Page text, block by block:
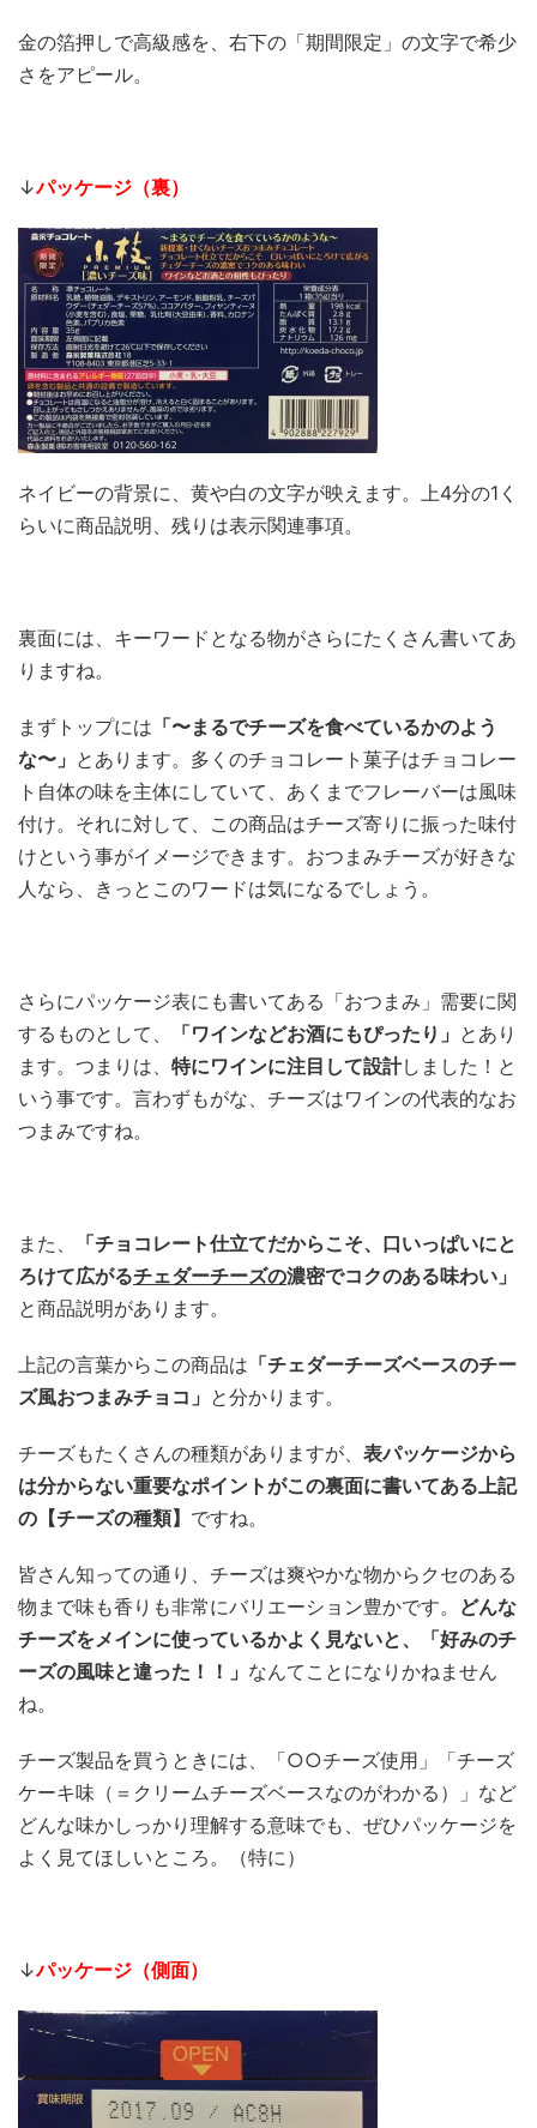
金の箔押しで高級感を、右下の「期間限定」の文字で希少
さをアピール。
↓パッケージ（裏）
ネイビーの背景に、黄や白の文字が映えます。上4分の1く
らいに商品説明、残りは表示関連事項。
裏面には、キーワードとなる物がさらにたくさん書いてあ
りますね。
まずトップには 「〜まるでチーズを食べているかのよう
な〜」 とあります。多くのチョコレート菓子はチョコレー
ト自体の味を主体にしていて、あくまでフレーバーは風味
付け。それに対して、この商品はチーズ寄りに振った味付
けという事がイメージできます。おつまみチーズが好きな
人なら、きっとこのワードは気になるでしょう。
さらにパッケージ表にも書いてある「おつまみ」需要に関
するものとして、
「ワインなどお酒にもぴったり」 とあり
ます。つまりは、 特にワインに注目して設計しました！と
いう事です。言わずもがな、チーズはワインの代表的なお
つまみですね。
また、
「チョコレート仕立てだからこそ、口いっぱいにと
ろけて広がるチェダーチーズの濃密でコクのある味わい」
と商品説明があります。
上記の言葉からこの商品は 「チェダーチーズベースのチー
ズ風おつまみチョコ」 と分かります。
チーズもたくさんの種類がありますが、 表パッケージから
は分からない重要なポイントがこの裏面に書いてある上記
の【チーズの種類】 ですね。
皆さん知っての通り、チーズは爽やかな物からクセのある
物まで味も香りも非常にバリエーション豊かです。 どんな
チーズをメインに使っているかよく見ないと、「好みのチ
ーズの風味と違った！！」 なんてことになりかねません
ね。
チーズ製品を買うときには、「○○チーズ使用」「チーズ
ケーキ味（＝クリームチーズベースなのがわかる）」など
どんな味かしっかり理解する意味でも、ぜひパッケージを
よく見てほしいところ。（特に）
↓パッケージ（側面）